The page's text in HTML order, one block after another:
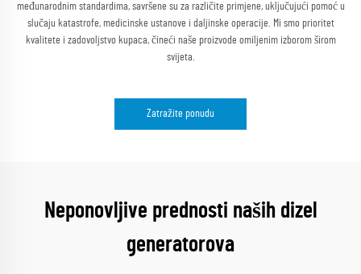
međunarodnim standardima, savršene su za različite primjene, uključujući pomoć u
slučaju katastrofe, medicinske ustanove i daljinske operacije. Mi smo prioritet
kvalitete i zadovoljstvo kupaca, čineći naše proizvode omiljenim izborom širom
svijeta.
Zatražite ponudu
Neponovljive prednosti naših dizel
generatorova